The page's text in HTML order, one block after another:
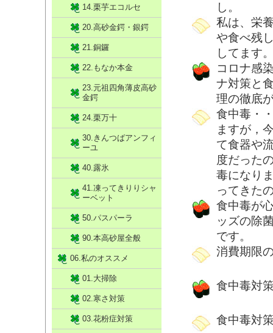
し。
私は、栄
や食べ残
してます
コロナ感
ナ対策と
理の徹底
食中毒・
ますが，
て食器や
度だった
毒になり
ってきた
食中毒が
ッズの除
です。
消費期限
食中毒対
食中毒対
14.栗芋エコルセ
20.高砂金鍔・銀鍔
21.銅鑼
22.もなか本金
23.元祖四角薄皮高砂
金鍔
24.栗万十
30.きんつばアンフィ
ーユ
40.露氷
41.凍ってきりりシャ
ーベット
50.パスパーラ
90.本高砂屋全般
06.私のオススメ
01.大掃除
02.寒さ対策
03.花粉症対策